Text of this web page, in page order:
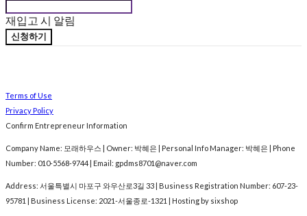
재입고 시 알림
신청하기
Terms of Use
Privacy Policy
Confirm Entrepreneur Information
Company Name: 모래하우스 | Owner: 박혜은 | Personal Info Manager: 박혜은 | Phone
Number: 010-5568-9744 | Email: gpdms8701@naver.com
Address: 서울특별시 마포구 와우산로3길 33 | Business Registration Number: 607-23-
95781
| Business License: 2021-서울종로-1321 | Hosting by sixshop